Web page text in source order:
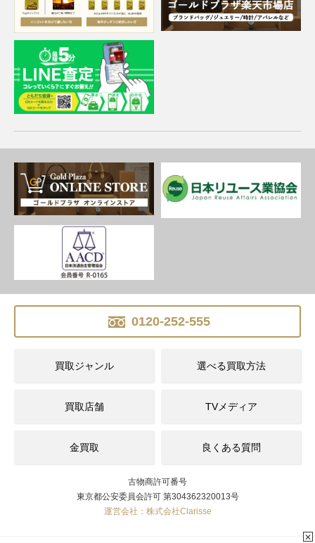
0120-252-555
買取ジャンル 選べる買取方法
買取店舗 TVメディア
金買取 良くある質問
古物商許可番号
東京都公安委員会許可 第304362320013号
運営会社：株式会社Clarisse
✕